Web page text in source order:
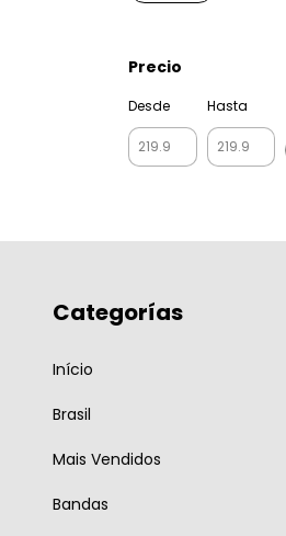
Precio
Desde Hasta
Categorías
Início
Brasil
Mais Vendidos
Bandas